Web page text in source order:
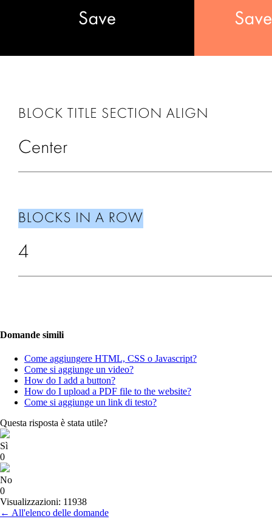
Domande simili
Come aggiungere HTML, CSS o Javascript?
Come si aggiunge un video?
How do I add a button?
How do I upload a PDF file to the website?
Come si aggiunge un link di testo?
Questa risposta è stata utile?
Sì
0
No
0
Visualizzazioni: 11938
← All'elenco delle domande